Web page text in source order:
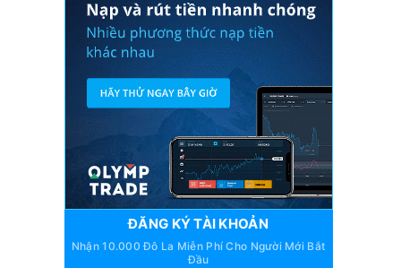
ĐĂNG KÝ TÀI KHOẢN
Nhận 10.000 Đô La Miễn Phí Cho Người Mới Bắt
Đầu